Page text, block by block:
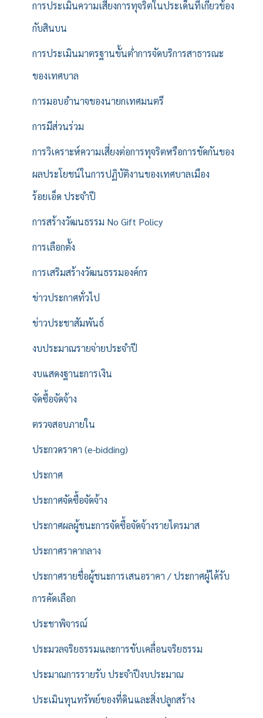
การประเมินความเสี่ยงการทุจริตในประเด็นที่เกี่ยวข้อง
กับสินบน
การประเมินมาตรฐานขั้นต่ำการจัดบริการสาธารณะ
ของเทศบาล
การมอบอำนาจของนายกเทศมนตรี
การมีส่วนร่วม
การวิเคราะห์ความเสี่ยงต่อการทุจริตหรือการขัดกันของ
ผลประโยชน์ในการปฏิบัติงานของเทศบาลเมือง
ร้อยเอ็ด ประจำปี
การสร้างวัฒนธรรม No Gift Policy
การเลือกตั้ง
การเสริมสร้างวัฒนธรรมองค์กร
ข่าวประกาศทั่วไป
ข่าวประชาสัมพันธ์
งบประมาณรายจ่ายประจำปี
งบแสดงฐานะการเงิน
จัดซื้อจัดจ้าง
ตรวจสอบภายใน
ประกวดราคา (e-bidding)
ประกาศ
ประกาศจัดซื้อจัดจ้าง
ประกาศผลผู้ชนะการจัดซื้อจัดจ้างรายไตรมาส
ประกาศราคากลาง
ประกาศรายชื่อผู้ชนะการเสนอราคา / ประกาศผู้ได้รับ
การคัดเลือก
ประชาพิจารณ์
ประมวลจริยธรรมและการขับเคลื่อนจริยธรรม
ประมาณการรายรับ ประจำปีงบประมาณ
ประเมินทุนทรัพย์ของที่ดินและสิ่งปลูกสร้าง